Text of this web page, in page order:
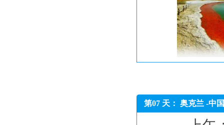
第07 天： 奥克兰 -中国